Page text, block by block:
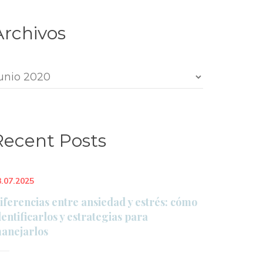
Post
entre ansiedad y estrés: cómo
y estrategias para